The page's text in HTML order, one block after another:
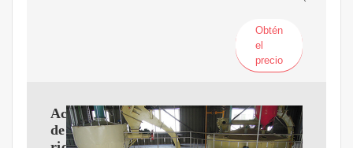
Obtén
el
precio
Aceite
de